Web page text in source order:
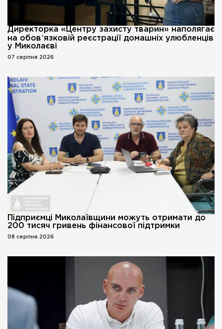
Директорка «Центру захисту тварин» наполягає
на обовʼязковій реєстрації домашніх улюбленців
у Миколаєві
07 серпня 2026
Підприємці Миколаївщини можуть отримати до
200 тисяч гривень фінансової підтримки
08 серпня 2026